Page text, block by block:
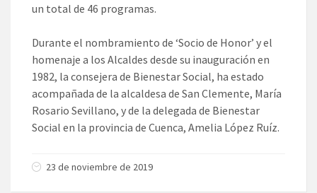
un total de 46 programas.
Durante el nombramiento de ‘Socio de Honor’ y el
homenaje a los Alcaldes desde su inauguración en
1982, la consejera de Bienestar Social, ha estado
acompañada de la alcaldesa de San Clemente, María
Rosario Sevillano, y de la delegada de Bienestar
Social en la provincia de Cuenca, Amelia López Ruíz.
23 de noviembre de 2019